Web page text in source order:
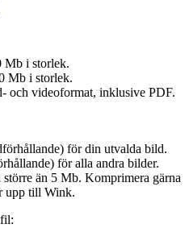
Mb i storlek.
Mb i storlek.
och videoformat, inklusive PDF.
för din utvalda bild.
för alla andra bilder.
än 5 Mb. Komprimera gärna
upp till Wink.